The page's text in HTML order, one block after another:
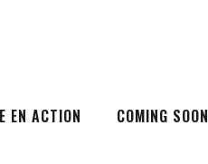
EN ACTION COMING SOON